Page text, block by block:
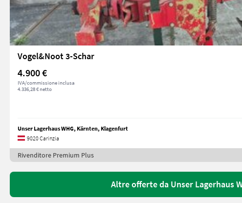
Vogel&Noot 3-Schar
4.900 €
IVA/commissione inclusa
4.336,28 € netto
Unser Lagerhaus WHG, Kärnten, Klagenfurt
9020 Carinzia
Rivenditore Premium Plus
Altre offerte da Unser Lagerhaus